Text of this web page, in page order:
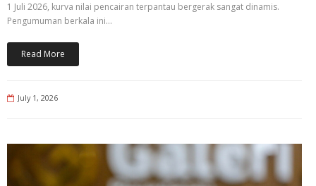
1 Juli 2026, kurva nilai pencairan terpantau bergerak sangat dinamis.
Pengumuman berkala ini…
Read More
July 1, 2026